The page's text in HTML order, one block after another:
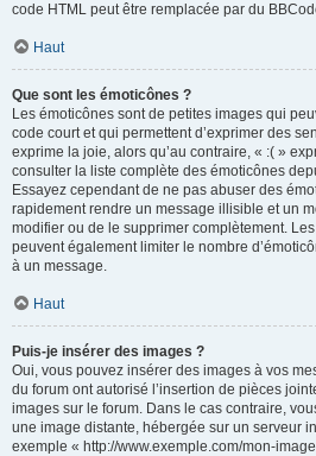
code HTML peut être remplacée par du
Haut
Que sont les émoticônes ?
Les émoticônes sont de petites images qui
code court et qui permettent d’exprimer des
exprime la joie, alors qu’au contraire, « :( »
consulter la liste complète des émoticônes
Essayez cependant de ne pas abuser des
rapidement rendre un message illisible et un
modifier ou de le supprimer complètement.
peuvent également limiter le nombre
à un message.
Haut
Puis-je insérer des images ?
Oui, vous pouvez insérer des images à vos
du forum ont autorisé l’insertion de pièces
images sur le forum. Dans le cas contraire,
une image distante, hébergée sur un serveur
exemple « http://www.exemple.com/mon-